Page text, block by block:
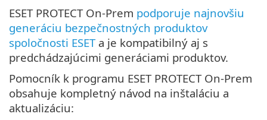
ESET PROTECT On-Prem podporuje najnovšiu
generáciu bezpečnostných produktov
spoločnosti ESETa je kompatibilný aj s
predchádzajúcimi generáciami produktov.
Pomocník k programu ESET PROTECT On-Prem
obsahuje kompletný návod na inštaláciu a
aktualizáciu: